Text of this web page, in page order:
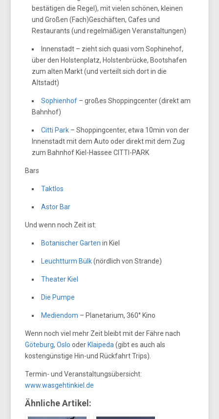
bestätigen die Regel), mit vielen schönen, kleinen
und Großen (Fach)Geschäften, Cafes und
Restaurants (und regelmäßigen Veranstaltungen)
Innenstadt – zieht sich quasi vom Sophinehof,
über den Holstenplatz, Holstenbrücke, Bootshafen
zum alten Markt (und verteilt sich dort in die
Altstadt)
Sophienhof – großes Shoppingcenter (direkt am
Bahnhof)
Citti Park – Shoppingcenter, etwa 10min von der
Innenstadt mit dem Auto oder direkt mit dem Zug
zum Bahnhof Kiel-Hassee CITTI-PARK
Bars
Taktlos
Astor Bar
Und wenn noch Zeit ist:
Botanischer Gartenin Kiel
Leuchtturm Bülk(nördlich von Strande)
Theater Kiel
Die Pumpe
Mediendom – Planetarium, 360° Kino
Wenn noch viel mehr Zeit bleibt mit der Fähre nach
Göteburg,OslooderKlaipeda (gibt es auch als
kostengünstige Hin-und Rückfahrt Trips).
Termin- und Veranstaltungsübersicht:
www.wasgehtinkiel.de
Ähnliche Artikel: